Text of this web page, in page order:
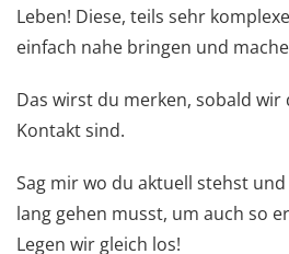
Leben! Diese, teils sehr
einfach nahe bringen und
Das wirst du merken, sobald wir
Kontakt sind.
Sag mir wo du aktuell stehst
lang gehen musst, um auch so
Legen wir gleich los!